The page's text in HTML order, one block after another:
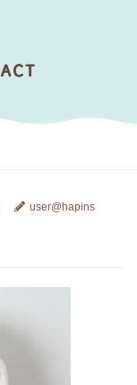
user@hapins